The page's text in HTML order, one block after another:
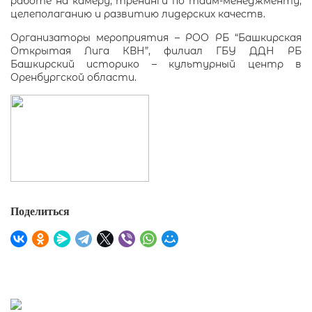
целеполаганию и развитию лидерских качеств.
Организаторы мероприятия – РОО РБ “Башкирская
Открытая Лига КВН”, филиал ГБУ ДДН РБ
Башкирский историко – культурный центр в
Оренбургской области.
Поделиться